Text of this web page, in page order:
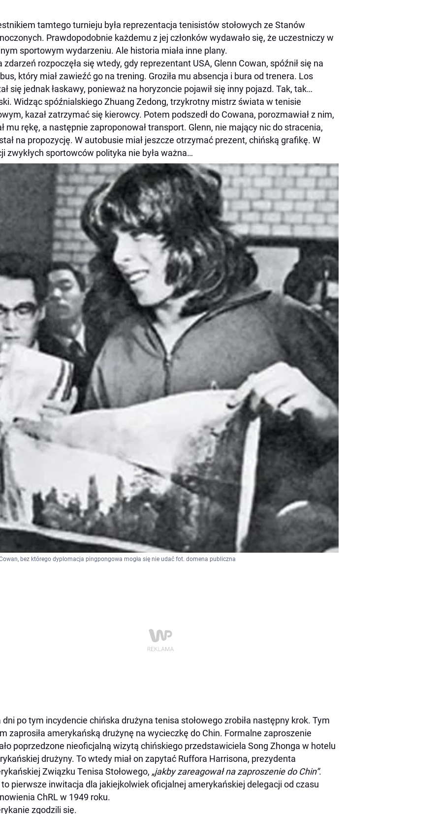
tamtego turnieju była reprezentacja tenisistów stołowych ze Stanów
Prawdopodobnie każdemu z jej członków wydawało się, że uczestniczy w
sportowym wydarzeniu. Ale historia miała inne plany.
zdarzeń rozpoczęła się wtedy, gdy reprezentant USA, Glenn Cowan, spóźnił się na
który miał zawieźć go na trening. Groziła mu absencja i bura od trenera. Los
się jednak łaskawy, ponieważ na horyzoncie pojawił się inny pojazd. Tak, tak…
Widząc spóźnialskiego Zhuang Zedong, trzykrotny mistrz świata w tenisie
kazał zatrzymać się kierowcy. Potem podszedł do Cowana, porozmawiał z nim,
mu rękę, a następnie zaproponował transport. Glenn, nie mający nic do stracenia,
na propozycję. W autobusie miał jeszcze otrzymać prezent, chińską grafikę. W
zwykłych sportowców polityka nie była ważna…
bez którego dyplomacja pingpongowa mogła się nie udać fot. domena publiczna
dni po tym incydencie chińska drużyna tenisa stołowego zrobiła następny krok. Tym
zaprosiła amerykańską drużynę na wycieczkę do Chin. Formalne zaproszenie
poprzedzone nieoficjalną wizytą chińskiego przedstawiciela Song Zhonga w hotelu
drużyny. To wtedy miał on zapytać Ruffora Harrisona, prezydenta
Związku Tenisa Stołowego, „jakby zareagował na zaproszenie do Chin”.
to pierwsze inwitacja dla jakiejkolwiek oficjalnej amerykańskiej delegacji od czasu
ChRL w 1949 roku.
zgodzili się.